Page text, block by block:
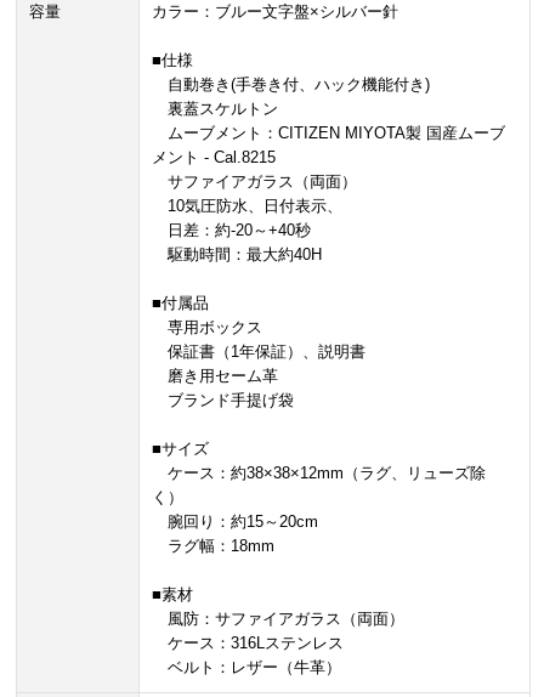
容量 カラー：ブルー文字盤×シルバー針
■仕様
自動巻き(手巻き付、ハック機能付き)
裏蓋スケルトン
ムーブメント：CITIZEN MIYOTA製 国産ムーブ
メント - Cal.8215
サファイアガラス（両面）
10気圧防水、日付表示、
日差：約-20～+40秒
駆動時間：最大約40H
■付属品
専用ボックス
保証書（1年保証）、説明書
磨き用セーム革
ブランド手提げ袋
■サイズ
ケース：約38×38×12mm（ラグ、リューズ除
く）
腕回り：約15～20cm
ラグ幅：18mm
■素材
風防：サファイアガラス（両面）
ケース：316Lステンレス
ベルト：レザー（牛革）